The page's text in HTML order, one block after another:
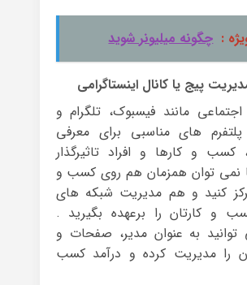
: چگونه میلیونر شوید
مانند فیسبوک، تلگرام و
پلتفرم های مناسبی برای معرفی
کسب و کارها و افراد تاثیرگذار
نمی توان همزمان هم روی کسب و
کنید و هم مدیریت شبکه های
و کارتان را برعهده بگیرید .
توانید به عنوان مدیر، صفحات و
را مدیریت کرده و درآمد کسب